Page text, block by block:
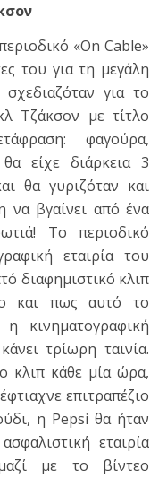
«On Cable»
του για τη μεγάλη
για το
Τζάκσον με τίτλο
φαγούρα,
είχε διάρκεια 3
θα γυριζόταν και
να βγαίνει από ένα
Το περιοδικό
εταιρία του
διαφημιστικό κλιπ
και πως αυτό το
κινηματογραφική
τρίωρη ταινία.
κλιπ κάθε μία ώρα,
επιτραπέζιο
η Pepsi θα ήταν
εταιρία
με το βίντεο